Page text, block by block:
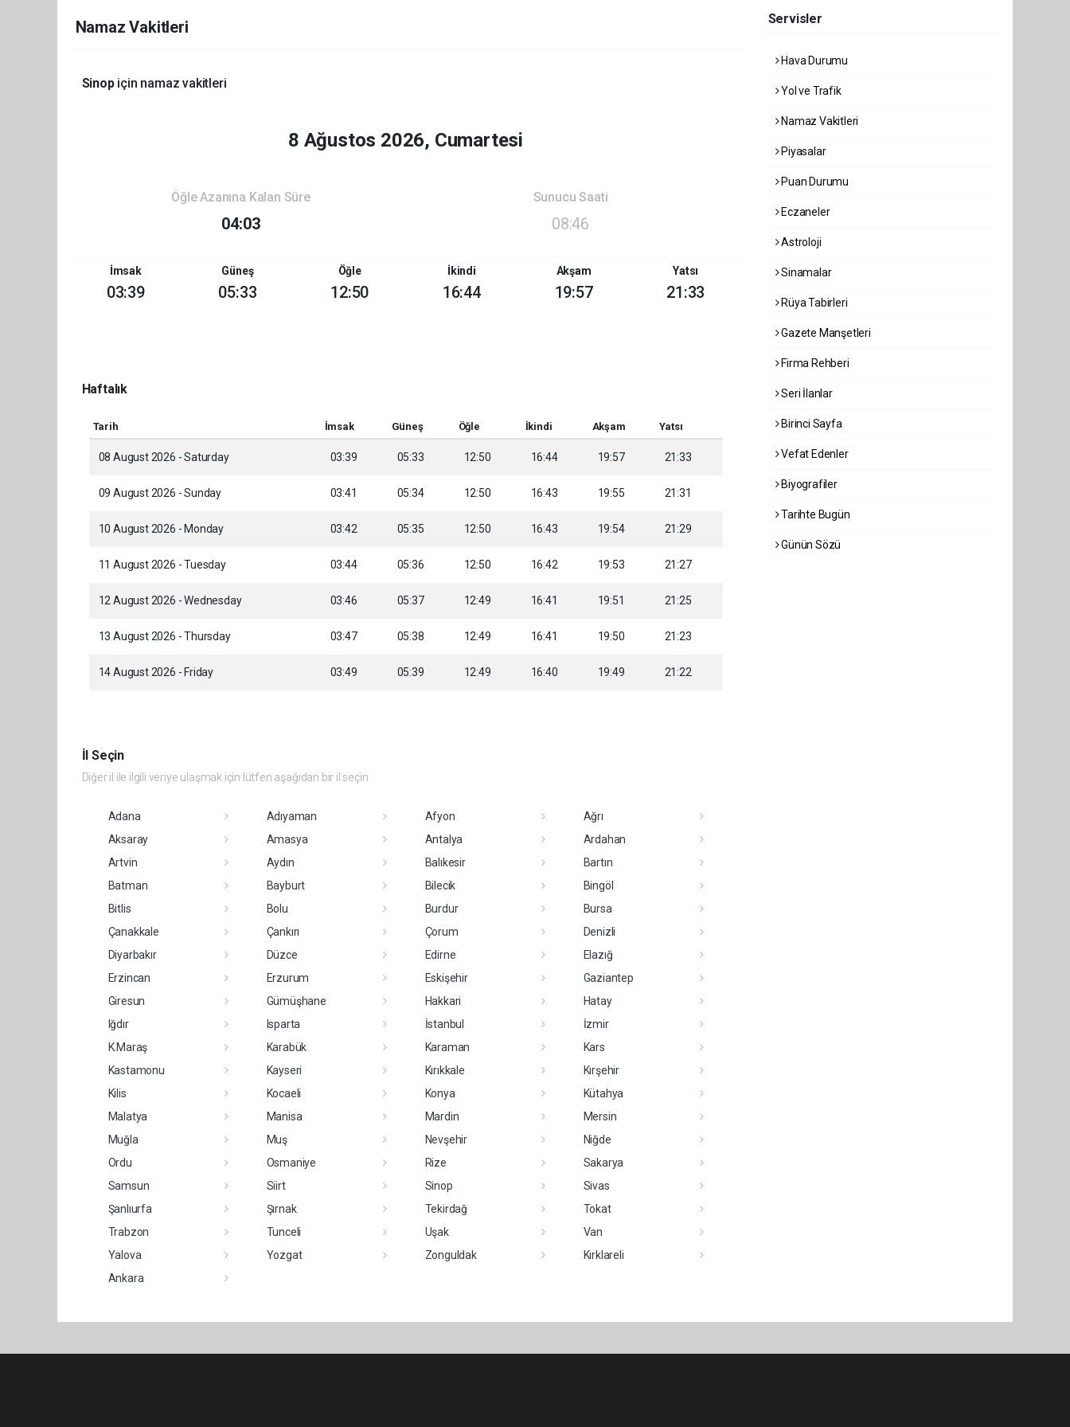
Namaz Vakitleri
Sinopiçin namaz vakitleri
8 Ağustos 2026, Cumartesi
Öğle Azanına Kalan Süre
04:03
Sunucu Saati
08:46
İmsak
03:39
Güneş
05:33
Öğle
12:50
İkindi
16:44
Akşam
19:57
Yatsı
21:33
Haftalık
Tarih İmsak Güneş Öğle İkindi Akşam Yatsı
08 August 2026 - Saturday 03:39 05:33 12:50 16:44 19:57 21:33
09 August 2026 - Sunday 03:41 05:34 12:50 16:43 19:55 21:31
10 August 2026 - Monday 03:42 05:35 12:50 16:43 19:54 21:29
11 August 2026 - Tuesday 03:44 05:36 12:50 16:42 19:53 21:27
12 August 2026 - Wednesday 03:46 05:37 12:49 16:41 19:51 21:25
13 August 2026 - Thursday 03:47 05:38 12:49 16:41 19:50 21:23
14 August 2026 - Friday 03:49 05:39 12:49 16:40 19:49 21:22
İl Seçin
Diğer il ile ilgili veriye ulaşmak için lütfen aşağıdan bir il seçin
Adana Adıyaman Afyon
Ağrı
Aksaray
Amasya Antalya
Ardahan
Artvin
Aydın Balıkesir
Bartın
Batman
Bayburt Bilecik
Bingöl
Bitlis
Bolu Burdur
Bursa
Çanakkale
Çankırı Çorum
Denizli
Diyarbakır
Düzce Edirne
Elazığ
Erzincan
Erzurum Eskişehir
Gaziantep
Giresun
Gümüşhane Hakkari
Hatay
Iğdır
Isparta İstanbul
İzmir
K.Maraş
Karabük Karaman
Kars
Kastamonu
Kayseri Kırıkkale
Kırşehir
Kilis
Kocaeli Konya
Kütahya
Malatya
Manisa Mardin
Mersin
Muğla
Muş Nevşehir
Niğde
Ordu
Osmaniye Rize
Sakarya
Samsun
Siirt Sinop
Sivas
Şanlıurfa
Şırnak Tekirdağ
Tokat
Trabzon
Tunceli Uşak
Van
Yalova
Yozgat Zonguldak
Kırklareli
Ankara
Servisler
Hava Durumu
Yol ve Trafik
Namaz Vakitleri
Piyasalar
Puan Durumu
Eczaneler
Astroloji
Sinamalar
Rüya Tabirleri
Gazete Manşetleri
Firma Rehberi
Seri İlanlar
Birinci Sayfa
Vefat Edenler
Biyografiler
Tarihte Bugün
Günün Sözü